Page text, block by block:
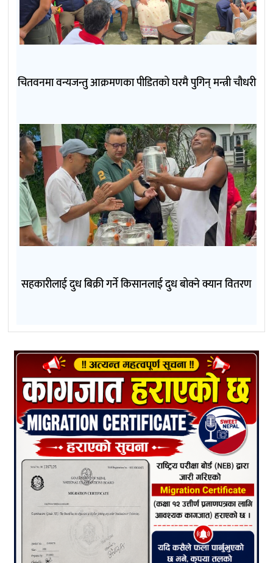
चितवनमा वन्यजन्तु आक्रमणका पीडितको घरमै पुगिन् मन्त्री चौधरी
सहकारीलाई दुध बिक्री गर्ने किसानलाई दुध बोक्ने क्यान वितरण